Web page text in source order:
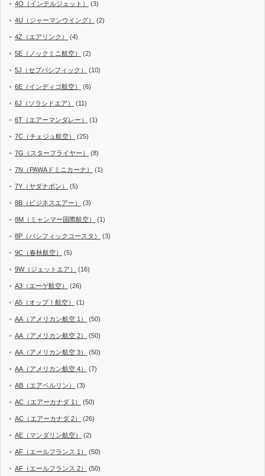
4O（インテルジェット） (3)
4U（ジャーマンウイング） (2)
4Z（エアリンク） (4)
5E（ノックミニ航空） (2)
5J（セブパシフィック） (10)
6E（インディゴ航空） (6)
6J（ソラシドエア） (11)
6T（エアーマンダレー） (1)
7C（チェジュ航空） (25)
7G（スターフライヤー） (8)
7N（PAWAドミニカーナ） (1)
7Y（ヤダナポン） (5)
8B（ビジネスエアー） (3)
8M（ミャンマー国際航空） (1)
8P（パシフィックコースタ） (3)
9C（春秋航空） (5)
9W（ジェットエア） (16)
A3（エーゲ航空） (26)
A5（オップ！航空） (1)
AA（アメリカン航空 1） (50)
AA（アメリカン航空 2） (50)
AA（アメリカン航空 3） (50)
AA（アメリカン航空 4） (7)
AB（エアベルリン） (3)
AC（エアーカナダ 1） (50)
AC（エアーカナダ 2） (26)
AE（マンダリン航空） (2)
AF（エールフランス 1） (50)
AF（エールフランス 2） (50)